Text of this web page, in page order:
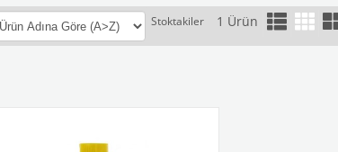
Stoktakiler 1 Ürün